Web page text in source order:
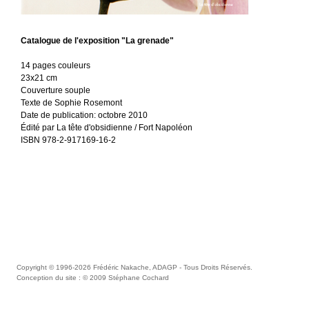
Textes
En cours
Infos & contact
Contact
CV
Liens
English version
Catalogue de l'exposition "La grenade"
14 pages couleurs
23x21 cm
Couverture souple
Texte de Sophie Rosemont
Date de publication: octobre 2010
Édité par La tête d'obsidienne / Fort Napoléon
ISBN 978-2-917169-16-2
Copyright © 1996-2026 Frédéric Nakache, ADAGP - Tous Droits Réservés.
Conception du site : © 2009 Stéphane Cochard